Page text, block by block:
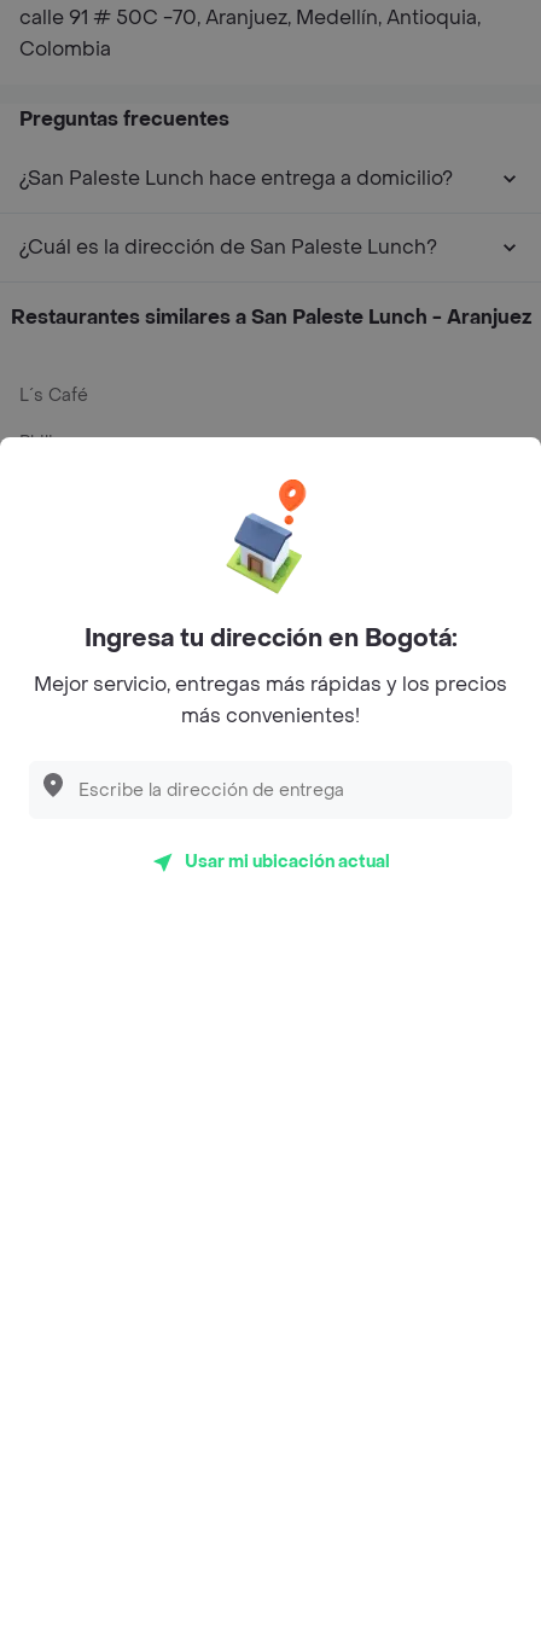
calle 91 # 50C -70, Aranjuez, Medellín, Antioquia,
Colombia
Preguntas frecuentes
¿San Paleste Lunch hace entrega a domicilio?
¿Cuál es la dirección de San Paleste Lunch?
Restaurantes similares a San Paleste Lunch - Aranjuez
L´s Café
Philippe
Myriam Camhi Co
Magnifique
Empanaditas de Pipian - Empanadas
Desayunadero de la 42
Sopitas y Frijoladas
Ingresa tu dirección en Bogotá:
Mejor servicio, entregas más rápidas y los precios
más convenientes!
Usar mi ubicación actual